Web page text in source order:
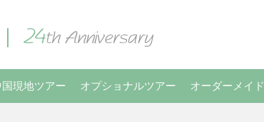
国現地ツアー オプショナルツアー オーダーメイド